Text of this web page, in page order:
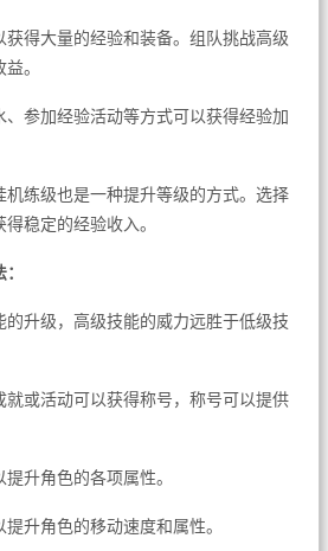
得大量的经验和装备。组队挑战高级
。
参加经验活动等方式可以获得经验加
练级也是一种提升等级的方式。选择
稳定的经验收入。
升级，高级技能的威力远胜于低级技
或活动可以获得称号，称号可以提供
升角色的各项属性。
升角色的移动速度和属性。